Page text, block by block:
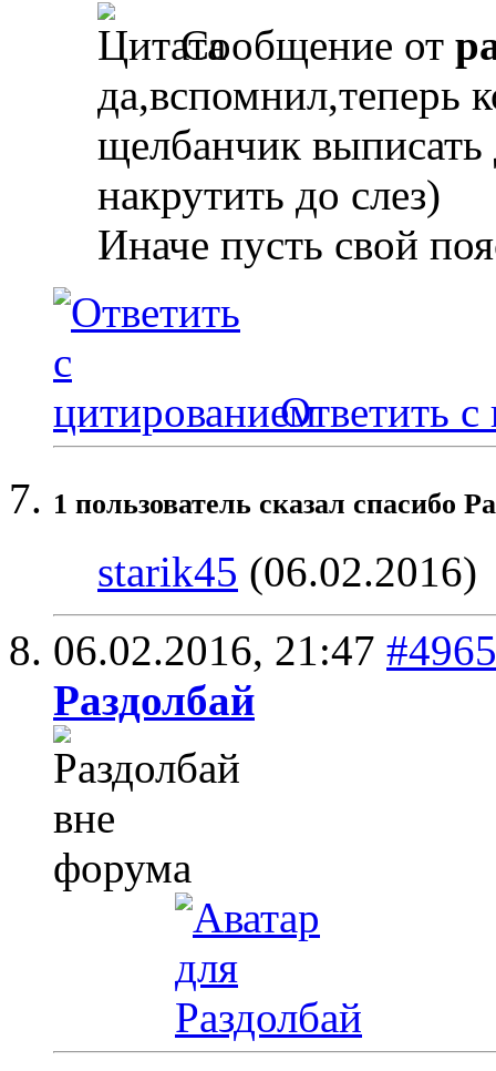
Сообщение от
да,вспомнил,теперь
щелбанчик
накрутить до слез)
Иначе пусть свой
Ответить с
1 пользователь сказал cпасибо
starik45 (06.02.2016)
06.02.2016, 21:47 #4965
Раздолбай